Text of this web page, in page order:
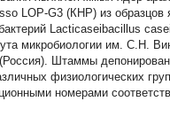
LOP-G3 (КНР) из
Lacticaseibacillus casei
микробиологии им. С.Н.
(Россия). Штаммы
физиологических
номерами